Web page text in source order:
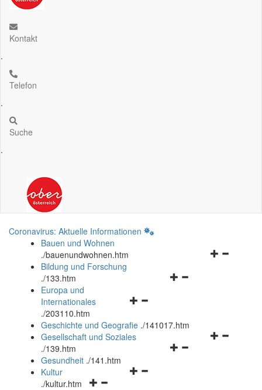
Kontakt
.
Telefon
.
Suche
.
Coronavirus: Aktuelle Informationen
Bauen und Wohnen
./bauenundwohnen.htm
Navigationsmenü
Bildung und Forschung
./133.htm
Navigationsmenü
und
schließen
Europa und
Internationales
./203110.htm
Geschichte und Geografie ./141017.htm
Navigationsmenü
Gesellschaft und Soziales
./139.htm
Navigationsmenü
Gesundheit ./141.htm
Navigationsmenü
Kultur
./kultur.htm